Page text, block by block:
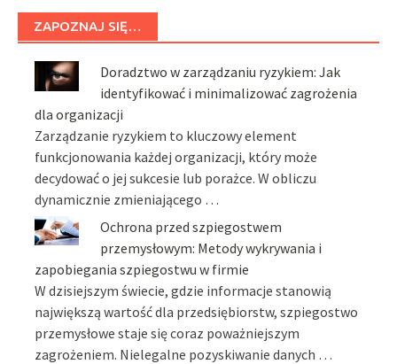
ZAPOZNAJ SIĘ…
Doradztwo w zarządzaniu ryzykiem: Jak
identyfikować i minimalizować zagrożenia
dla organizacji
Zarządzanie ryzykiem to kluczowy element
funkcjonowania każdej organizacji, który może
decydować o jej sukcesie lub porażce. W obliczu
dynamicznie zmieniającego …
Ochrona przed szpiegostwem
przemysłowym: Metody wykrywania i
zapobiegania szpiegostwu w firmie
W dzisiejszym świecie, gdzie informacje stanowią
największą wartość dla przedsiębiorstw, szpiegostwo
przemysłowe staje się coraz poważniejszym
zagrożeniem. Nielegalne pozyskiwanie danych …